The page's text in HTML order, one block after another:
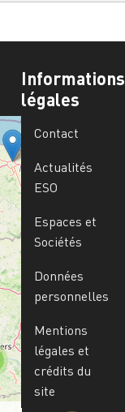
Informations
légales
Contact
Actualités
ESO
Espaces et
Sociétés
Données
personnelles
Mentions
légales et
crédits du
site